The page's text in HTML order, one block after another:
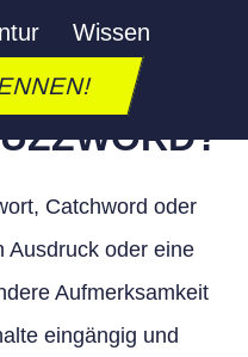
Wissen
2025
Catchword oder
Ausdruck oder eine
Aufmerksamkeit
eingängig und